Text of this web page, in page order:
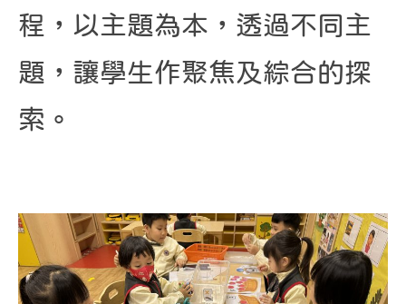
程，以主題為本，透過不同主
題，讓學生作聚焦及綜合的探
索。